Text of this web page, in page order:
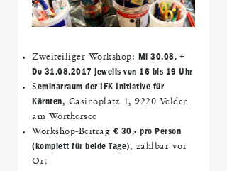
Zweiteiliger Workshop:
Mi 30.08. +
Do 31.08.2017 jeweils von 16 bis 19 Uhr
Seminarraum der IFK Initiative für
Kärnten, Casinoplatz 1, 9220 Velden
am Wörthersee
Workshop-Beitrag € 30,- pro Person
(komplett für beide Tage), zahlbar vor
Ort